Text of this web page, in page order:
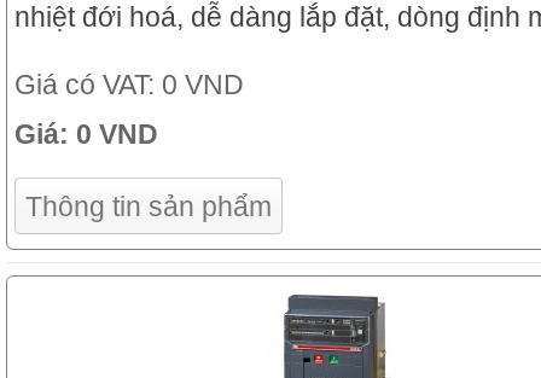
nhiệt đới hoá, dễ dàng lắp đặt, dòng định
Giá có VAT: 0 VND
Giá: 0 VND
Thông tin sản phẩm